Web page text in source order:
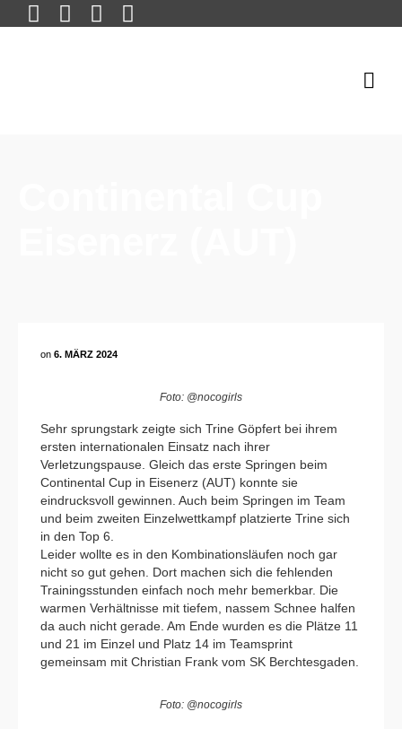
on 6. MÄRZ 2024
Foto: @nocogirls
Sehr sprungstark zeigte sich Trine Göpfert bei ihrem
ersten internationalen Einsatz nach ihrer
Verletzungspause. Gleich das erste Springen beim
Continental Cup in Eisenerz (AUT) konnte sie
eindrucksvoll gewinnen. Auch beim Springen im Team
und beim zweiten Einzelwettkampf platzierte Trine sich
in den Top 6.
Leider wollte es in den Kombinationsläufen noch gar
nicht so gut gehen. Dort machen sich die fehlenden
Trainingsstunden einfach noch mehr bemerkbar. Die
warmen Verhältnisse mit tiefem, nassem Schnee halfen
da auch nicht gerade. Am Ende wurden es die Plätze 11
und 21 im Einzel und Platz 14 im Teamsprint
gemeinsam mit Christian Frank vom SK Berchtesgaden.
Foto: @nocogirls